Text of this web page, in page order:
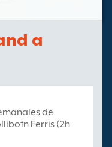
a
de
Ferris (2h